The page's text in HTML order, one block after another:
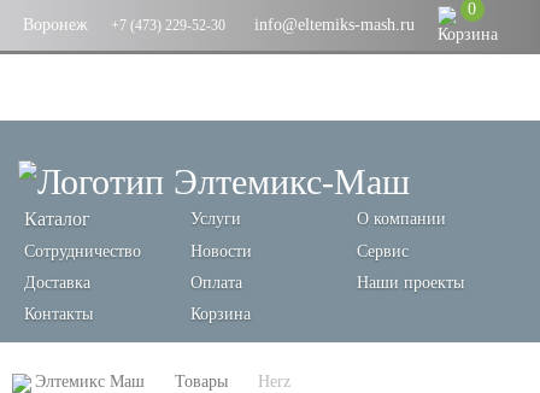
Воронеж +7 (473) 229-52-30 info@eltemiks-mash.ru
0
Каталог Услуги
О компании
Сотрудничество
Новости
Сервис
Доставка
Оплата
Наши проекты
Контакты
Корзина
Элтемикс Маш Товары Herz